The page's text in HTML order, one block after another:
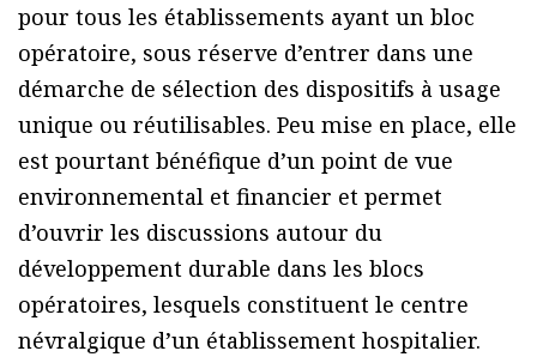
pour tous les établissements ayant un bloc
opératoire, sous réserve d’entrer dans une
démarche de sélection des dispositifs à usage
unique ou réutilisables. Peu mise en place, elle
est pourtant bénéfique d’un point de vue
environnemental et financier et permet
d’ouvrir les discussions autour du
développement durable dans les blocs
opératoires, lesquels constituent le centre
névralgique d’un établissement hospitalier.